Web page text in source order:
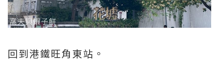
回到港鐵旺角東站。